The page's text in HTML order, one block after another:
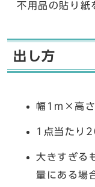
不用品の貼り紙
出し方
幅1m×高
1点当たり
大きすぎる
量にある場